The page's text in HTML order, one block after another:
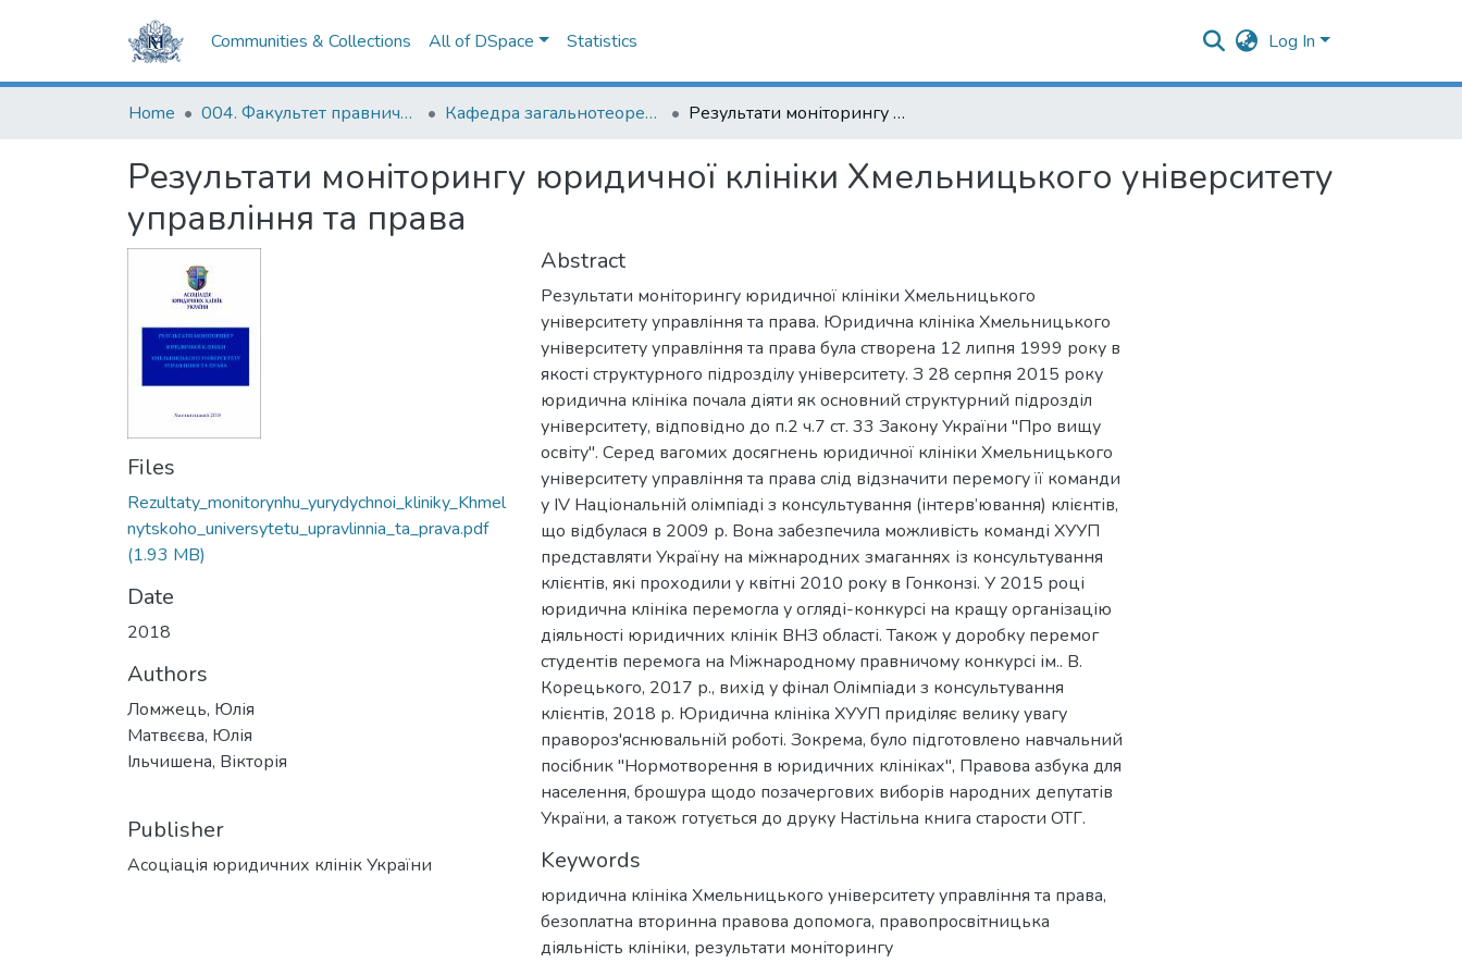
Communities & Collections All of DSpace Statistics Log In
Home 004. Факультет правничих наук Кафедра загальнотеоретичного правознавства та публічного права Результати моніторингу юридичної клініки Хмельницького університету управління та права
Результати моніторингу юридичної клініки Хмельницького університету
управління та права
Files
Rezultaty_monitorynhu_yurydychnoi_kliniky_Khmel
nytskoho_universytetu_upravlinnia_ta_prava.pdf
(1.93 MB)
Date
2018
Authors
Ломжець, Юлія
Матвєєва, Юлія
Ільчишена, Вікторія
Publisher
Асоціація юридичних клінік України
Abstract
Результати моніторингу юридичної клініки Хмельницького
університету управління та права. Юридична клініка Хмельницького
університету управління та права була створена 12 липня 1999 року в
якості структурного підрозділу університету. З 28 серпня 2015 року
юридична клініка почала діяти як основний структурний підрозділ
університету, відповідно до п.2 ч.7 ст. 33 Закону України "Про вищу
освіту". Серед вагомих досягнень юридичної клініки Хмельницького
університету управління та права слід відзначити перемогу її команди
у IV Національній олімпіаді з консультування (інтерв’ювання) клієнтів,
що відбулася в 2009 р. Вона забезпечила можливість команді ХУУП
представляти Україну на міжнародних змаганнях із консультування
клієнтів, які проходили у квітні 2010 року в Гонконзі. У 2015 році
юридична клініка перемогла у огляді-конкурсі на кращу організацію
діяльності юридичних клінік ВНЗ області. Також у доробку перемог
студентів перемога на Міжнародному правничому конкурсі ім.. В.
Корецького, 2017 р., вихід у фінал Олімпіади з консультування
клієнтів, 2018 р. Юридична клініка ХУУП приділяє велику увагу
правороз'яснювальній роботі. Зокрема, було підготовлено навчальний
посібник "Нормотворення в юридичних клініках", Правова азбука для
населення, брошура щодо позачергових виборів народних депутатів
України, а також готується до друку Настільна книга старости ОТГ.
Keywords
юридична клініка Хмельницького університету управління та права,
безоплатна вторинна правова допомога, правопросвітницька
діяльність клініки, результати моніторингу